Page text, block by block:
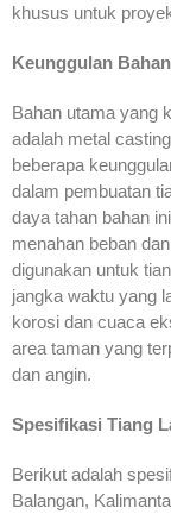
khusus untuk
Keunggulan
Bahan utama yang
adalah metal
beberapa
dalam pembuatan
daya tahan bahan
menahan beban
digunakan untuk
jangka waktu yang
korosi dan cuaca
area taman yang
dan angin.
Spesifikasi Tiang
Berikut adalah
Balangan,